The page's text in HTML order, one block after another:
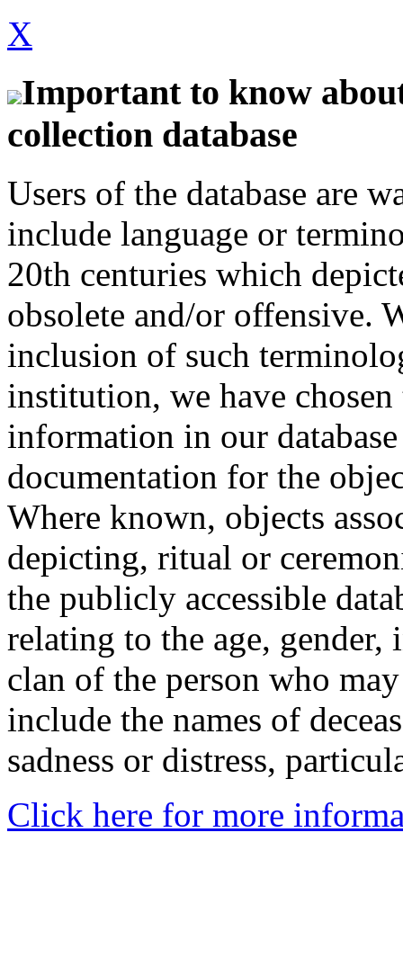
X
Important to know
collection database
Users of the database are
include language or
20th centuries which
obsolete and/or offensive.
inclusion of such
institution, we have
information in our
documentation for the
Where known, objects
depicting, ritual or
the publicly accessible
relating to the age,
clan of the person who
include the names of
sadness or distress,
Click here for more